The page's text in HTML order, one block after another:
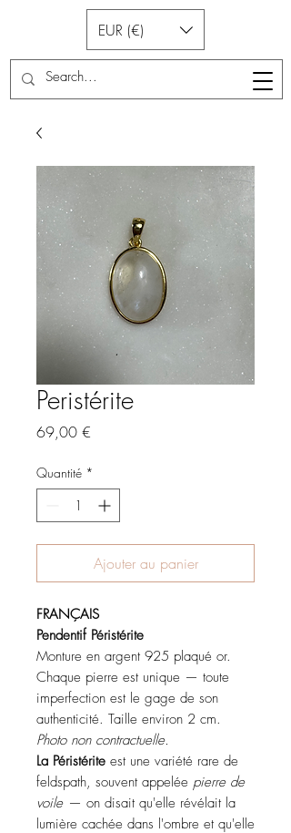
EUR (€)
Peristérite
69,00 €
Quantité *
Ajouter au panier
FRANÇAIS
Pendentif Péristérite
Monture en argent 925 plaqué or.
Chaque pierre est unique — toute
imperfection est le gage de son
authenticité. Taille environ 2 cm.
Photo non contractuelle.
La Péristérite est une variété rare de
feldspath, souvent appelée pierre de
voile — on disait qu'elle révélait la
lumière cachée dans l'ombre et qu'elle